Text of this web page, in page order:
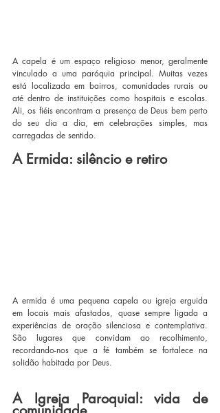
A capela é um espaço religioso menor, geralmente
vinculado a uma paróquia principal. Muitas vezes
está localizada em bairros, comunidades rurais ou
até dentro de instituições como hospitais e escolas.
Ali, os fiéis encontram a presença de Deus bem perto
do seu dia a dia, em celebrações simples, mas
carregadas de sentido.
A Ermida: silêncio e retiro
A ermida é uma pequena capela ou igreja erguida
em locais mais afastados, quase sempre ligada a
experiências de oração silenciosa e contemplativa.
São lugares que convidam ao recolhimento,
recordando-nos que a fé também se fortalece na
solidão habitada por Deus.
A Igreja Paroquial: vida de